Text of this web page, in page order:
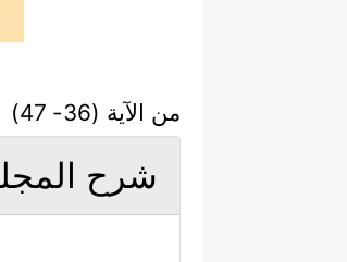
من الآية (36- 47)
شرح